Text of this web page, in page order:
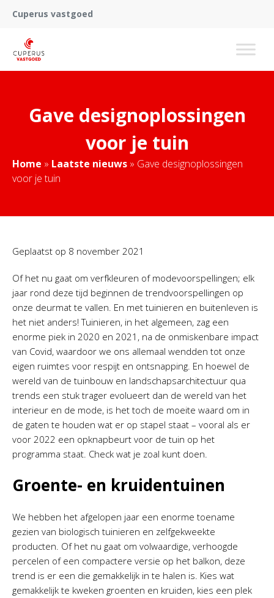
Cuperus vastgoed
Gave designoplossingen
voor je tuin
Home » Laatste nieuws » Gave designoplossingen
voor je tuin
Geplaatst op 8 november 2021
Of het nu gaat om verfkleuren of modevoorspellingen; elk
jaar rond deze tijd beginnen de trendvoorspellingen op
onze deurmat te vallen. En met tuinieren en buitenleven is
het niet anders! Tuinieren, in het algemeen, zag een
enorme piek in 2020 en 2021, na de onmiskenbare impact
van Covid, waardoor we ons allemaal wendden tot onze
eigen ruimtes voor respijt en ontsnapping. En hoewel de
wereld van de tuinbouw en landschapsarchitectuur qua
trends een stuk trager evolueert dan de wereld van het
interieur en de mode, is het toch de moeite waard om in
de gaten te houden wat er op stapel staat – vooral als er
voor 2022 een opknapbeurt voor de tuin op het
programma staat. Check wat je zoal kunt doen.
Groente- en kruidentuinen
We hebben het afgelopen jaar een enorme toename
gezien van biologisch tuinieren en zelfgekweekte
producten. Of het nu gaat om volwaardige, verhoogde
percelen of een compactere versie op het balkon, deze
trend is er een die gemakkelijk in te halen is. Kies wat
gemakkelijk te kweken groenten en kruiden, kies een plek